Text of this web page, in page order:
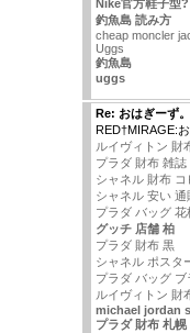
Nike官方鞋子型?
釣魚島 読み方
cheap moncler
Uggs
釣魚島
uggs
Re: おはぎーず。
RED†MIRAGE:
ルイヴィトン 財
プラダ 財布 雑誌
シャネル 財布 コ
シャネル 安い 通
プラダ バッグ 花
グッチ 店舗 柏
プラダ 財布 黒
シャネル ポスタ
プラダ バッグ ブ
ルイヴィトン 財
michael jordan
プラダ 財布 札幌